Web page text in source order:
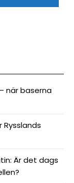
när baserna
Är det dags